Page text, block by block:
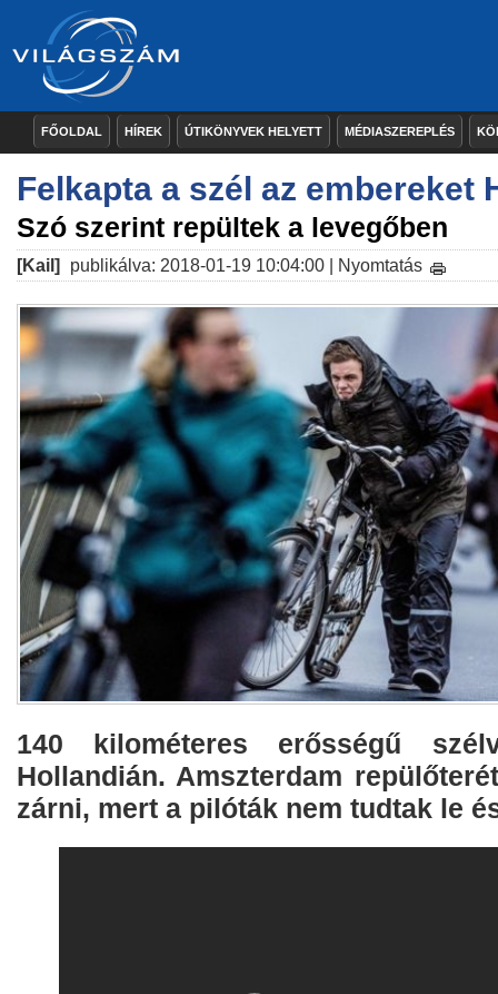
FŐOLDAL HÍREK ÚTIKÖNYVEK HELYETT MÉDIASZEREPLÉS
Felkapta a szél az embereket
Szó szerint repültek a levegőben
[Kail] publikálva: 2018-01-19 10:04:00 | Nyomtatás
140 kilométeres erősségű
Hollandián. Amszterdam
zárni, mert a pilóták nem tudtak le